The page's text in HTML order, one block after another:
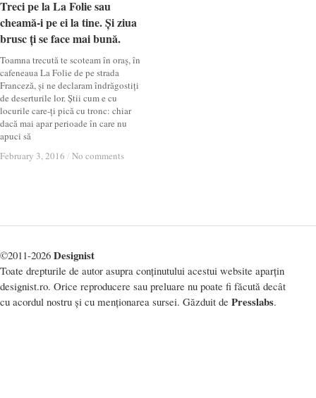
Treci pe la La Folie sau
cheamă-i pe ei la tine. Și ziua
brusc ți se face mai bună.
Toamna trecută te scoteam în oraș, în
cafeneaua La Folie de pe strada
Franceză, și ne declaram îndrăgostiți
de deserturile lor. Știi cum e cu
locurile care-ți pică cu tronc: chiar
dacă mai apar perioade în care nu
apuci să
February 3, 2016 / No comments
Treci pe la La Folie sau
cheamă-i pe ei la tine. Și ziua
brusc ți se face mai bună.
February 3, 2016 / No comments
©2011-2026 Designist
Toate drepturile de autor asupra conținutului acestui website aparțin
designist.ro. Orice reproducere sau preluare nu poate fi făcută decât
cu acordul nostru și cu menționarea sursei. Găzduit de Presslabs.